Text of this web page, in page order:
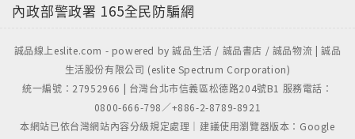
內政部警政署 165全民防騙網
誠品線上eslite.com - powered by 誠品生活 / 誠品書店 / 誠品物流 | 誠品
生活股份有限公司 (eslite Spectrum Corporation)
統一編號：27952966 | 台灣台北市信義區松德路204號B1 服務電話：
0800-666-798／+886-2-8789-8921
本網站已依台灣網站內容分級規定處理｜建議使用瀏覽器版本：Google